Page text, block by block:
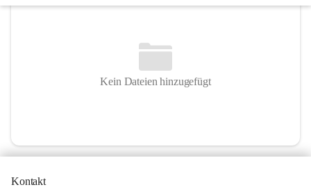
Kein Dateien hinzugefügt
Kontakt